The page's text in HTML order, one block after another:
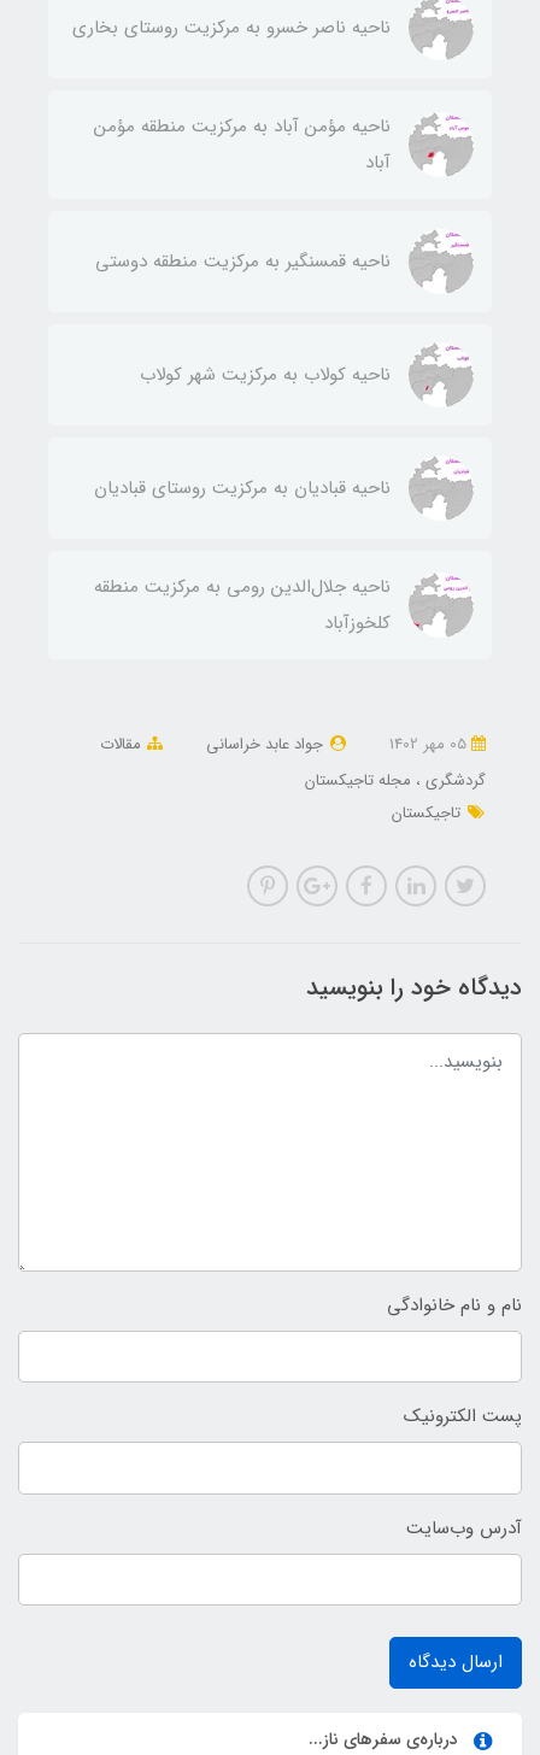
ناحيه ناصر خسرو به مركزيت روستای بخاری
ناحيه مؤمن آباد به مركزيت منطقه مؤمن
آباد
ناحيه قمسنگير به مركزيت منطقه دوستی
ناحيه كولاب به مركزيت شهر كولاب
ناحيه قباديان به مركزيت روستای قباديان
ناحيه جلال‌الدين رومی به مركزيت منطقه
كلخوزآباد
جواد عابد خراسانی
مقالات
گردشگری
مجله تاجیکستان
تاجیکستان
دیدگاه خود را بنویسید
نام و نام خانوادگی
پست الکترونیک
آدرس وب‌سایت
ارسال دیدگاه
درباره‌ی سفرهای ناز...